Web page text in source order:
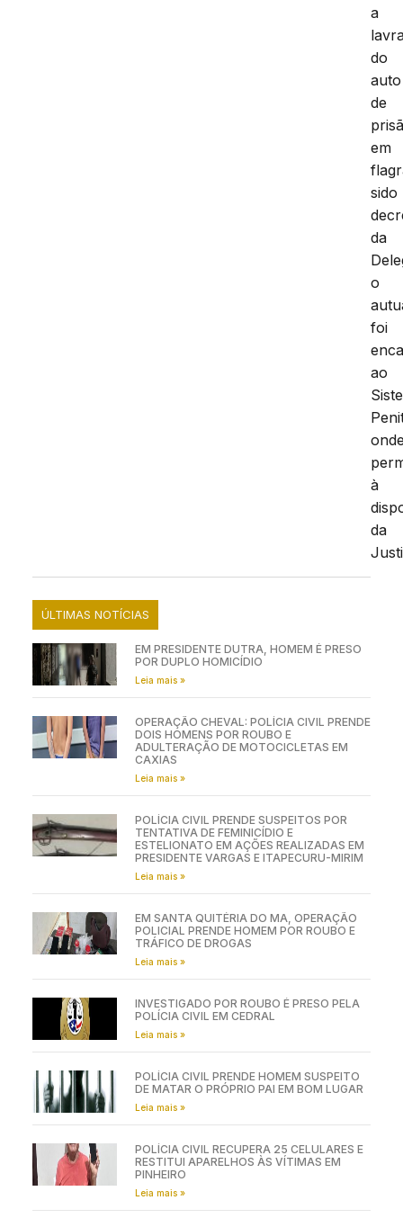
a
do
auto
de
em
sido
da
o
foi
ao
à
da
ÚLTIMAS NOTÍCIAS
EM PRESIDENTE DUTRA, HOMEM É PRESO
POR DUPLO HOMICÍDIO
Leia mais »
OPERAÇÃO CHEVAL: POLÍCIA CIVIL PRENDE
DOIS HOMENS POR ROUBO E
ADULTERAÇÃO DE MOTOCICLETAS EM
CAXIAS
Leia mais »
POLÍCIA CIVIL PRENDE SUSPEITOS POR
TENTATIVA DE FEMINICÍDIO E
ESTELIONATO EM AÇÕES REALIZADAS EM
PRESIDENTE VARGAS E ITAPECURU-MIRIM
Leia mais »
EM SANTA QUITÉRIA DO MA, OPERAÇÃO
POLICIAL PRENDE HOMEM POR ROUBO E
TRÁFICO DE DROGAS
Leia mais »
INVESTIGADO POR ROUBO É PRESO PELA
POLÍCIA CIVIL EM CEDRAL
Leia mais »
POLÍCIA CIVIL PRENDE HOMEM SUSPEITO
DE MATAR O PRÓPRIO PAI EM BOM LUGAR
Leia mais »
POLÍCIA CIVIL RECUPERA 25 CELULARES E
RESTITUI APARELHOS ÀS VÍTIMAS EM
PINHEIRO
Leia mais »